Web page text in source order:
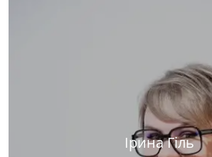
Ірина Гіль